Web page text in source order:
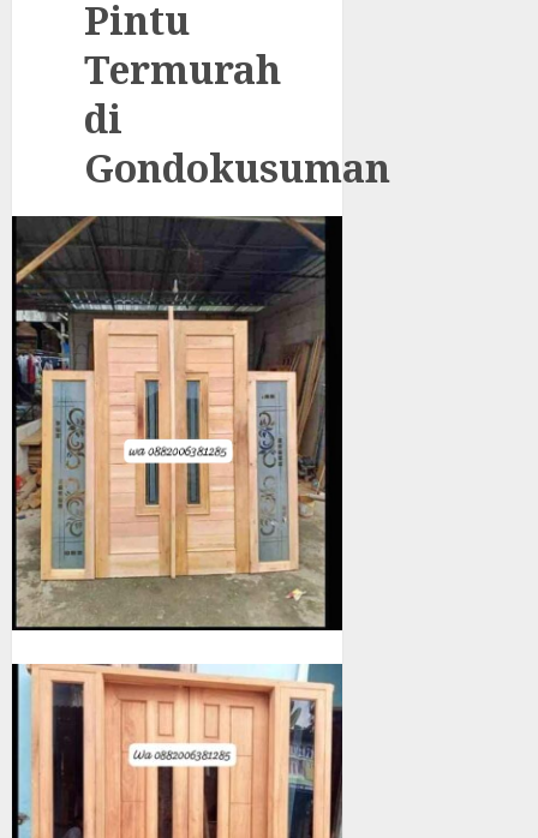
Pintu
Termurah
di
Gondokusuman